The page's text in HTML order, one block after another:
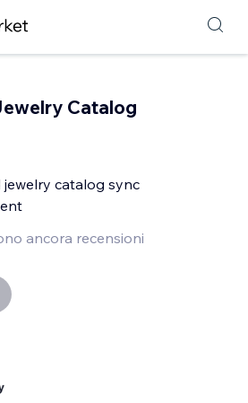
Catalog
catalog sync
ancora recensioni